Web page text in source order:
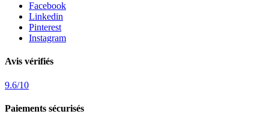
Facebook
Linkedin
Pinterest
Instagram
Avis vérifiés
9.6/10
Paiements sécurisés